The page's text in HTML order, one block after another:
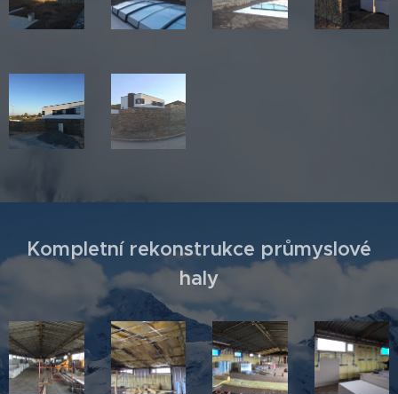
Kompletní rekonstrukce průmyslové
haly